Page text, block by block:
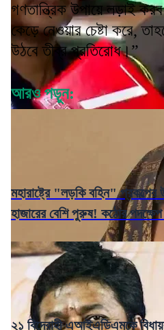
গণতান্ত্রিক উপায়ে লড়াই
কেড়ে নেওয়ার চেষ্টা করে,
উঠবে তীব্র প্রতিরোধ।”
আরও পড়ুন:
মহারাষ্ট্রে "লড়কি বহিন"
হাজারের বেশি পুরুষ! কঠোর পদক্ষেপ
২১ বিদ্রোহী এআইএডিএমকে